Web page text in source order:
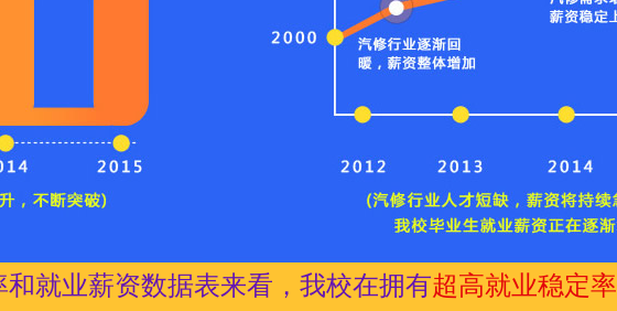
就业薪资数据表来看，我校在拥有超高就业稳定率